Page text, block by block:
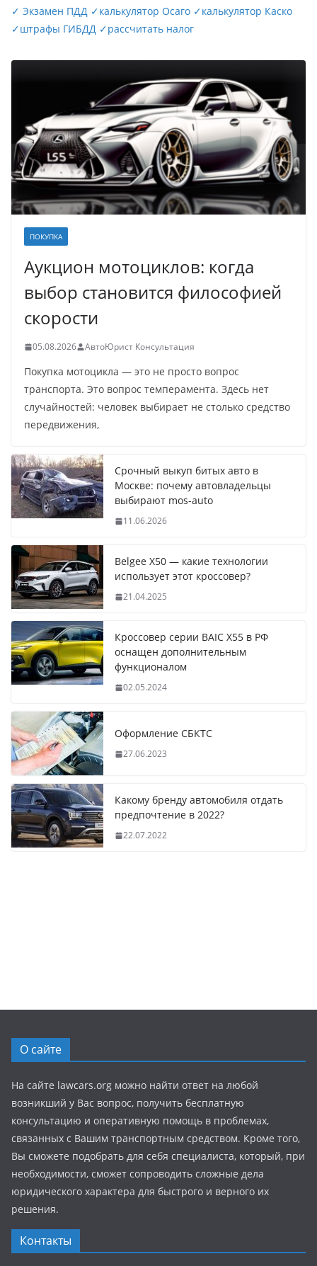
✓ Экзамен ПДД ✓калькулятор Осаго ✓калькулятор Каско
✓штрафы ГИБДД ✓рассчитать налог
ПОКУПКА
Аукцион мотоциклов: когда
выбор становится философией
скорости
05.08.2026 АвтоЮрист Консультация
Покупка мотоцикла — это не просто вопрос
транспорта. Это вопрос темперамента. Здесь нет
случайностей: человек выбирает не столько средство
передвижения,
Срочный выкуп битых авто в
Москве: почему автовладельцы
выбирают mos-auto
11.06.2026
Belgee X50 — какие технологии
использует этот кроссовер?
21.04.2025
Кроссовер серии BAIC X55 в РФ
оснащен дополнительным
функционалом
02.05.2024
Оформление СБКТС
27.06.2023
Какому бренду автомобиля отдать
предпочтение в 2022?
22.07.2022
О сайте
На сайте lawcars.org можно найти ответ на любой
возникший у Вас вопрос, получить бесплатную
консультацию и оперативную помощь в проблемах,
связанных с Вашим транспортным средством. Кроме того,
Вы сможете подобрать для себя специалиста, который, при
необходимости, сможет сопроводить сложные дела
юридического характера для быстрого и верного их
решения.
Контакты